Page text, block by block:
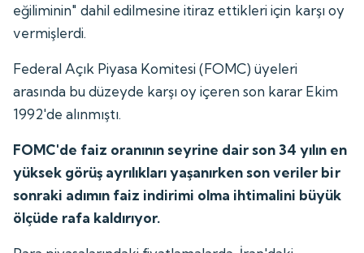
eğiliminin" dahil edilmesine itiraz ettikleri için karşı oy
vermişlerdi.
Federal Açık Piyasa Komitesi (FOMC) üyeleri
arasında bu düzeyde karşı oy içeren son karar Ekim
1992'de alınmıştı.
FOMC'de faiz oranının seyrine dair son 34 yılın en
yüksek görüş ayrılıkları yaşanırken son veriler bir
sonraki adımın faiz indirimi olma ihtimalini büyük
ölçüde rafa kaldırıyor.